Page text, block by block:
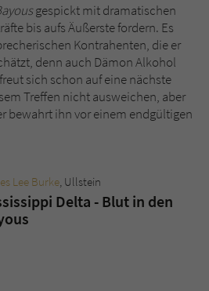
gespickt mit dramatischen
bis aufs Äußerste fordern. Es
Kontrahenten, die er
denn auch Dämon Alkohol
sich schon auf eine nächste
Treffen nicht ausweichen, aber
bewahrt ihn vor einem endgültigen
Lee Burke , Ullstein
Delta - Blut in den